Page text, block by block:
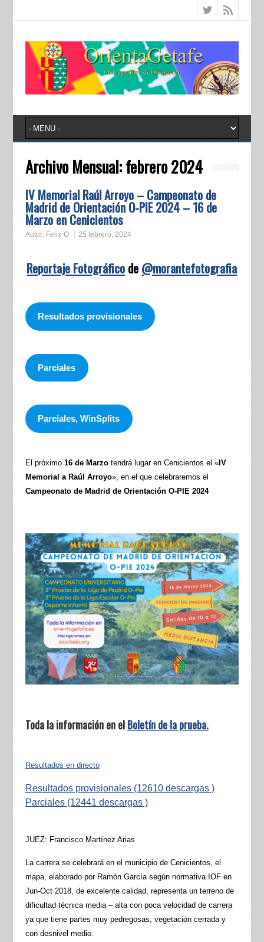
Archivo Mensual:febrero 2024
IV Memorial Raúl Arroyo – Campeonato de
Madrid de Orientación O-PIE 2024 – 16 de
Marzo en Cenicientos
Autor: Felix-O 25 febrero, 2024
Reportaje Fotográficode@morantefotografia
Resultados provisionales
Parciales
Parciales, WinSplits
El próximo 16 de Marzotendrá lugar en Cenicientos el «IV
Memorial a Raúl Arroyo», en el que celebraremos el
Campeonato de Madrid de Orientación O-PIE 2024
Toda la información en elBoletín de la prueba.
Resultados en directo
Resultados provisionales (12610 descargas )
Parciales (12441 descargas )
JUEZ: Francisco Martínez Arias
La carrera se celebrará en el municipio de Cenicientos, el
mapa, elaborado por Ramón García según normativa IOF en
Jun-Oct 2018, de excelente calidad, representa un terreno de
dificultad técnica media – alta con poca velocidad de carrera
ya que tiene partes muy pedregosas, vegetación cerrada y
con desnivel medio.